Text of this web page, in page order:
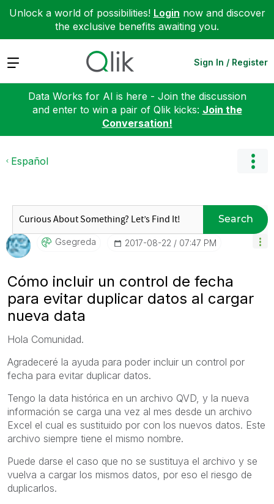
Unlock a world of possibilities! Login now and discover
the exclusive benefits awaiting you.
Expand Sign In / Register
Data Works for AI is here - Join the discussion
and enter to win a pair of Qlik kicks: Join the
Conversation!
Español
Search
Gsegreda ‎2017-08-22 07:47 PM
Cómo incluir un control de fecha
para evitar duplicar datos al cargar
nueva data
Hola Comunidad.
Agradeceré la ayuda para poder incluir un control por
fecha para evitar duplicar datos.
Tengo la data histórica en un archivo QVD, y la nueva
información se carga una vez al mes desde un archivo
Excel el cual es sustituido por con los nuevos datos. Este
archivo siempre tiene el mismo nombre.
Puede darse el caso que no se sustituya el archivo y se
vuelva a cargar los mismos datos, por eso el riesgo de
duplicarlos.